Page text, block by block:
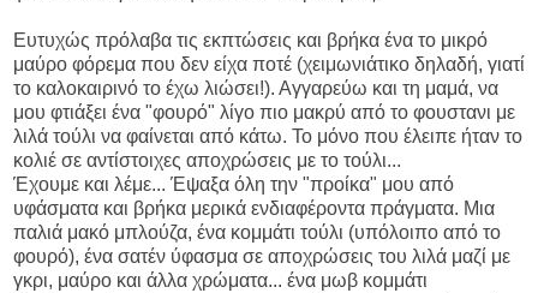
Ευτυχώς πρόλαβα τις εκπτώσεις και βρήκα ένα το μικρό
μαύρο φόρεμα που δεν είχα ποτέ (χειμωνιάτικο δηλαδή, γιατί
το καλοκαιρινό το έχω λιώσει!). Αγγαρεύω και τη μαμά, να
μου φτιάξει ένα "φουρό" λίγο πιο μακρύ από το φουστανι με
λιλά τούλι να φαίνεται από κάτω. Το μόνο που έλειπε ήταν το
κολιέ σε αντίστοιχες αποχρώσεις με το τούλι...
Έχουμε και λέμε... Έψαξα όλη την "προίκα" μου από
υφάσματα και βρήκα μερικά ενδιαφέροντα πράγματα. Μια
παλιά μακό μπλούζα, ένα κομμάτι τούλι (υπόλοιπο από το
φουρό), ένα σατέν ύφασμα σε αποχρώσεις του λιλά μαζί με
γκρι, μαύρο και άλλα χρώματα... ένα μωβ κομμάτι